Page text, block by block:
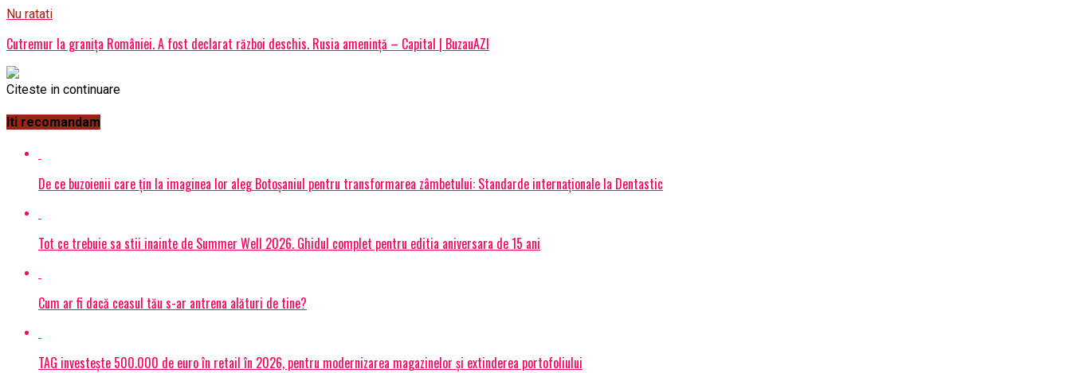
Nu ratati
Cutremur la granița României. A fost declarat război deschis. Rusia amenință – Capital | BuzauAZI
Citeste in continuare
Iti recomandam
De ce buzoienii care țin la imaginea lor aleg Botoșaniul pentru transformarea zâmbetului: Standarde internaționale la Dentastic
Tot ce trebuie sa stii inainte de Summer Well 2026. Ghidul complet pentru editia aniversara de 15 ani
Cum ar fi dacă ceasul tău s-ar antrena alături de tine?
TAG investește 500.000 de euro în retail în 2026, pentru modernizarea magazinelor și extinderea portofoliului